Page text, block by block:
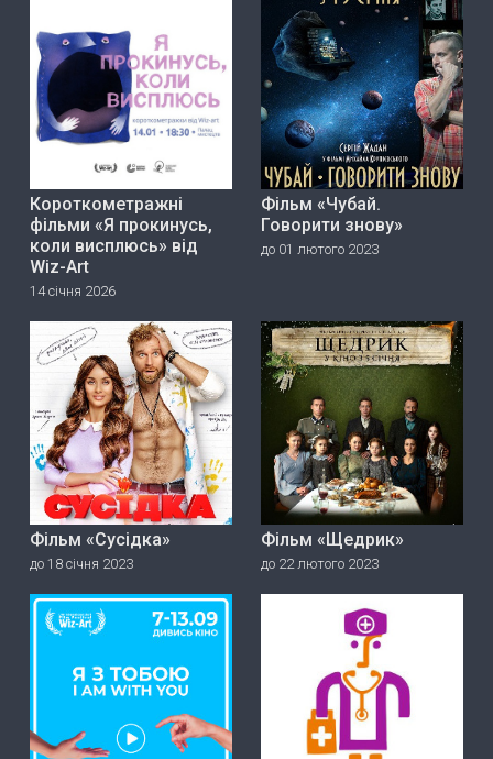
Короткометражні
фільми «Я прокинусь,
коли висплюсь» від
Wiz-Art
14 січня 2026
Фільм «Чубай.
Говорити знову»
до 01 лютого 2023
Фільм «Сусідка»
до 18 січня 2023
Фільм «Щедрик»
до 22 лютого 2023